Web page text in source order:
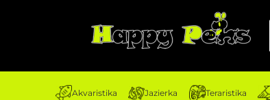
Akvaristika Jazierka Teraristika